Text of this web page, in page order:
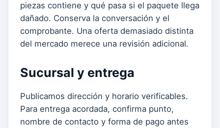
piezas contiene y qué pasa si el paquete llega
dañado. Conserva la conversación y el
comprobante. Una oferta demasiado distinta
del mercado merece una revisión adicional.
Sucursal y entrega
Publicamos dirección y horario verificables.
Para entrega acordada, confirma punto,
nombre de contacto y forma de pago antes